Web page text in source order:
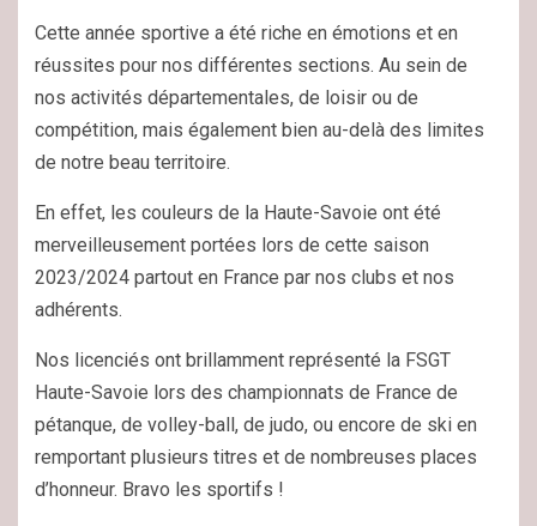
Cette année sportive a été riche en émotions et en
réussites pour nos différentes sections. Au sein de
nos activités départementales, de loisir ou de
compétition, mais également bien au-delà des limites
de notre beau territoire.
En effet, les couleurs de la Haute-Savoie ont été
merveilleusement portées lors de cette saison
2023/2024 partout en France par nos clubs et nos
adhérents.
Nos licenciés ont brillamment représenté la FSGT
Haute-Savoie lors des championnats de France de
pétanque, de volley-ball, de judo, ou encore de ski en
remportant plusieurs titres et de nombreuses places
d’honneur. Bravo les sportifs !